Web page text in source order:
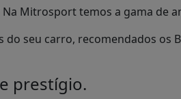
Mitrosport temos a gama de
seu carro, recomendados os
prestígio.